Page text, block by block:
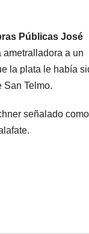
Públicas José
a un
la plata le había
San Telmo.
señalado como